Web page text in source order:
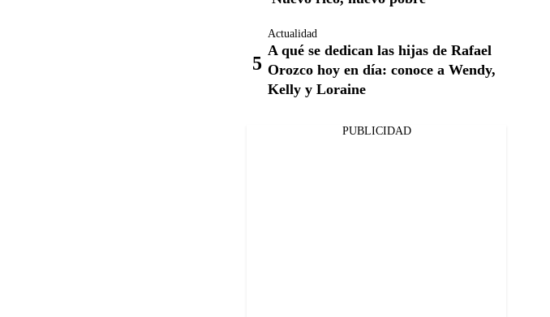
Actualidad
A qué se dedican las hijas de Rafael
Orozco hoy en día: conoce a Wendy,
Kelly y Loraine
PUBLICIDAD